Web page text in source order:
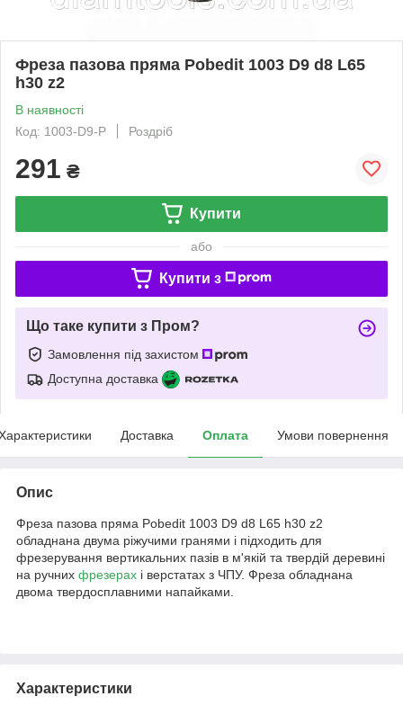
Фреза пазова пряма Pobedit 1003 D9 d8 L65
h30 z2
В наявності
Код: 1003-D9-P
Роздріб
291 ₴
Купити
або
Купити з
Що таке купити з Пром?
Замовлення під захистом
Доступна доставка
Доставка Оплата Умови повернення
Опис
Фреза пазова пряма Pobedit 1003 D9 d8 L65 h30 z2
обладнана двума ріжучими гранями і підходить для
фрезерування вертикальних пазів в м'якій та твердій деревині
на ручних фрезерах і верстатах з ЧПУ. Фреза обладнана
двома твердосплавними напайками.
Характеристики